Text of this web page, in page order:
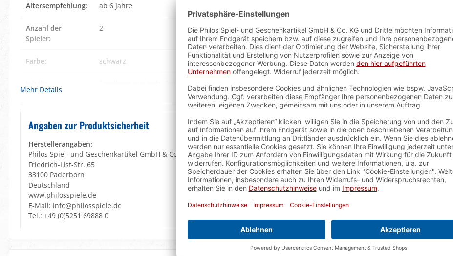
Altersempfehlung: ab 6 Jahre
Anzahl der
Spieler:
2
Farbe: schwarz
, Spielsteine
, Strategisches Denken, Taktisches
Spielanleitung: DE, GB, FR, ES, IT, NL, DK, SE, PL, CZ, RU
Spieldauer:
Verpackung: Philos
Achtung! Wegen verschluckbarer Kleinteile nicht für Kinder unter
3 Jahren geeignet! Erstickungsgefahr.
Mehr Details
Angaben zur Produktsicherheit
Herstellerangaben:
Philos Spiel- und Geschenkartikel GmbH & Co. KG
Friedrich-List-Str. 65
33100 Paderborn
Deutschland
www.philosspiele.de
E-Mail: info@philosspiele.de
Tel.: +49 (0)5251 69888 0